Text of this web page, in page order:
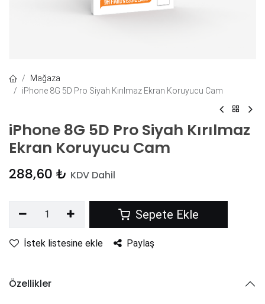
Mağaza
iPhone 8G 5D Pro Siyah Kırılmaz Ekran Koruyucu Cam
iPhone 8G 5D Pro Siyah Kırılmaz
Ekran Koruyucu Cam
288,60 ₺ KDV Dahil
Sepete Ekle
İstek listesine ekle Paylaş
Özellikler